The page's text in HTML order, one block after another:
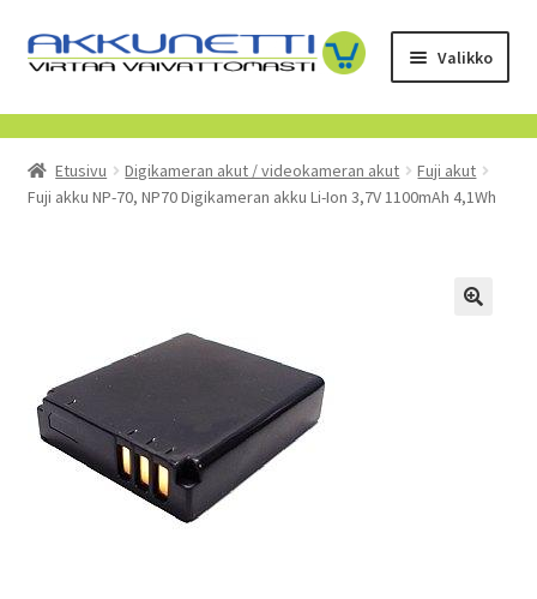
Siirry
navigointiin
Siirry
sisältöön
Valikko
Kauppa
Tietoa meistä
POISTUVAT TUOTTEET
Etusivu Digikameran akut / videokameran akut
Fuji akut
Fuji akku NP-70, NP70 Digikameran akku Li-Ion 3,7V 1100mAh 4,1Wh